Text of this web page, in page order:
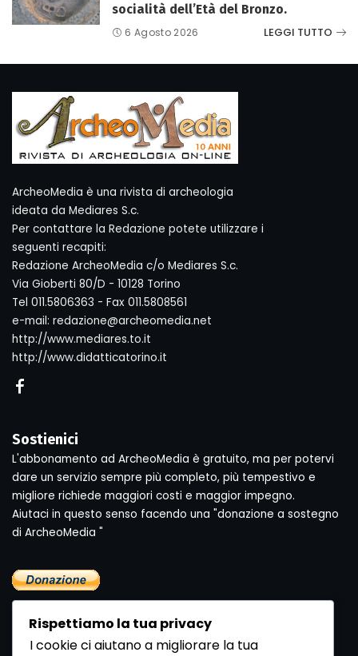
socialità dell’Età del Bronzo.
6 Agosto 2026 LEGGI TUTTO
ArcheoMedia è una rivista di archeologia
ideata da Mediares S.c.
Per contattare la Redazione potete utilizzare i
seguenti recapiti:
Redazione ArcheoMedia c/o Mediares S.c.
Via Gioberti 80/D - 10128 Torino
Tel 011.5806363 - Fax 011.5808561
e-mail: redazione@archeomedia.net
http://www.mediares.to.it
http://www.didatticatorino.it
Sostienici
L'abbonamento ad ArcheoMedia è gratuito, ma per potervi
dare un servizio sempre più completo, più tempestivo e
migliore richiede maggiori costi e maggior impegno.
Aiutaci in questo senso facendo una "donazione a sostegno
di ArcheoMedia "
Rispettiamo la tua privacy
I cookie ci aiutano a migliorare la tua